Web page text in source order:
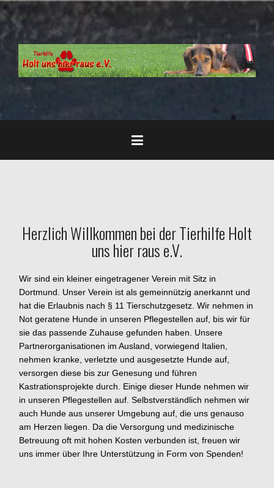
Zum
Inhalt
springen
Herzlich Willkommen bei der Tierhilfe Holt
uns hier raus e.V.
Wir sind ein kleiner eingetragener Verein mit Sitz in
Dortmund. Unser Verein ist als gemeinnützig anerkannt und
hat die Erlaubnis nach § 11 Tierschutzgesetz. Wir nehmen in
Not geratene Hunde in unseren Pflegestellen auf, bis wir für
sie das passende Zuhause gefunden haben. Unsere
Partnerorganisationen im Ausland, vorwiegend Italien,
nehmen kranke, verletzte und ausgesetzte Hunde auf,
versorgen diese bis zur Genesung und führen
Kastrationsprojekte durch. Einige dieser Hunde nehmen wir
in unseren Pflegestellen auf. Selbstverständlich nehmen wir
auch Hunde aus unserer Umgebung auf, die uns genauso
am Herzen liegen. Da die Versorgung und medizinische
Betreuung oft mit hohen Kosten verbunden ist, freuen wir
uns immer über Ihre Unterstützung in Form von Spenden!